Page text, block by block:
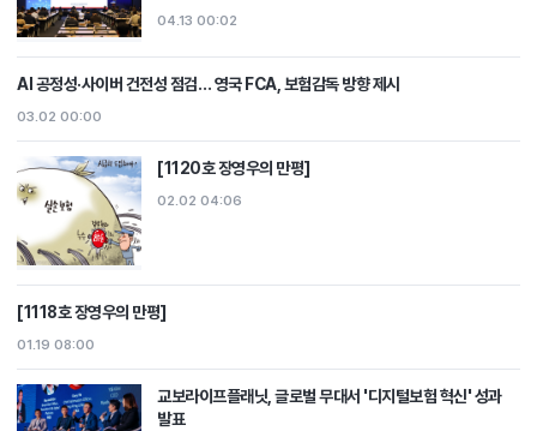
04.13 00:02
AI 공정성·사이버 건전성 점검… 영국 FCA, 보험감독 방향 제시
03.02 00:00
[1120호 장영우의 만평]
02.02 04:06
[1118호 장영우의 만평]
01.19 08:00
교보라이프플래닛, 글로벌 무대서 '디지털보험 혁신' 성과
발표